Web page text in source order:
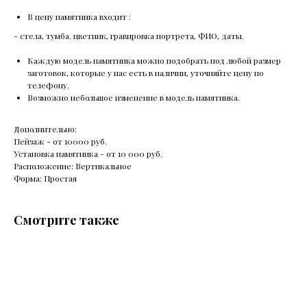
В цену памятника входит :
- стела, тумба. цветник, гравировка портрета, ФИО, даты.
Каждую модель памятника можно подобрать под любой размер
заготовок, которые у нас есть в наличии, уточняйте цену по
телефону.
Возможно небольшое изменение в модель памятника.
Дополнительно:
Пейзаж - от 10000 руб.
Установка памятника - от 10 000 руб.
Расположение: Вертикальное
Форма: Простая
Смотрите также